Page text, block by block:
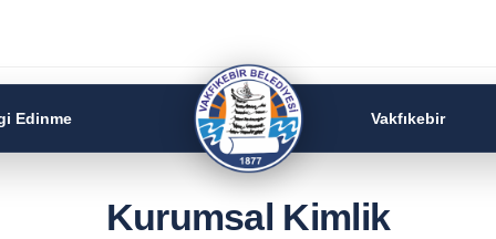
Edinme Vakfıkebir
Kurumsal Kimlik